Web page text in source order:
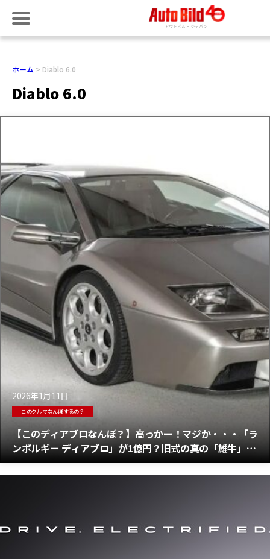
ホーム Diablo 6.0
Diablo 6.0
2026年1月11日
このクルマなんぼするの？
【このディアブロなんぼ？】高っかー！マジか・・・「ラ
ンボルギー ディアブロ」が1億円？旧式の真の「雄牛」の
最後のV12モンスター？なるほど・・・